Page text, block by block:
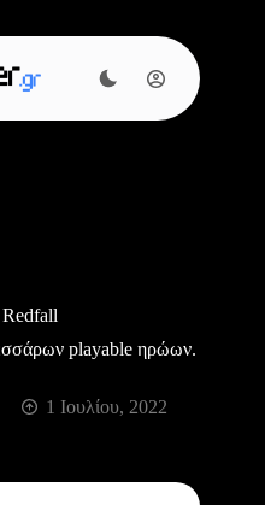
playable ηρώων.
1 Ιουλίου, 2022